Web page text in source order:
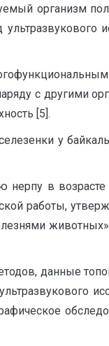
организм
с другими
[5].
у
нерпу в
работы,
данные